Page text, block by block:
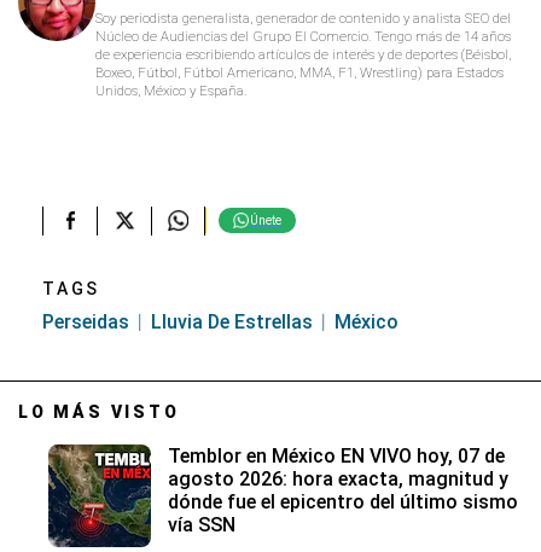
Soy periodista generalista, generador de contenido y analista SEO del
Núcleo de Audiencias del Grupo El Comercio. Tengo más de 14 años
de experiencia escribiendo artículos de interés y de deportes (Béisbol,
Boxeo, Fútbol, Fútbol Americano, MMA, F1, Wrestling) para Estados
Unidos, México y España.
Únete
TAGS
Perseidas Lluvia De Estrellas México
LO MÁS VISTO
Temblor en México EN VIVO hoy, 07 de
agosto 2026: hora exacta, magnitud y
dónde fue el epicentro del último sismo
vía SSN